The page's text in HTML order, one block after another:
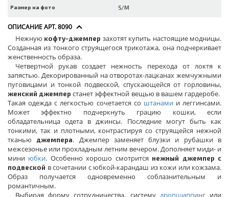
Размер на фото S/M
ОПИСАНИЕ АРТ. 8090
Нежную кофту-джемпер захотят купить настоящие модницы.
Созданная из тонкого струящегося трикотажа, она подчеркивает
женственность образа.
Четвертной рукав создает нежность перехода от локтя к
запястью. Декорированный на отворотах-лацканах жемчужными
пуговицами и тонкой подвеской, спускающейся от горловины,
женский джемпер станет эффектной вещью в вашем гардеробе.
Такая одежда с легкостью сочетается со штанамии леггинсами.
Может эффектно подчеркнуть грацию кошки, если
обладательница одета в джинсы. Последние могут быть как
тонкими, так и плотными, контрастируя со струящейся нежной
тканьюджемпера. Джемпер заменяет блузки и рубашки в
межсезонье или прохладным летним вечером. Дополняет миди- и
мини юбки. Особенно хорошо смотрится нежный джемпер с
подвеской в сочетании с юбкой-карандаш из кожи или кожзама.
Образ получается одновременно соблазнительным и
романтичным.